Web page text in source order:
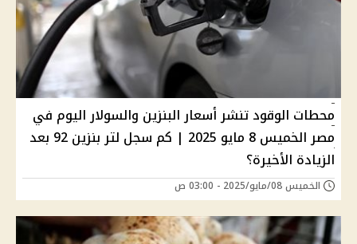
محطات الوقود تنشر أسعار البنزين والسولار اليوم في
مصر الخميس 8 مايو 2025 | كم سجل لتر بنزين 92 بعد
الزيادة الأخيرة؟
الخميس 08/مايو/2025 - 03:00 ص